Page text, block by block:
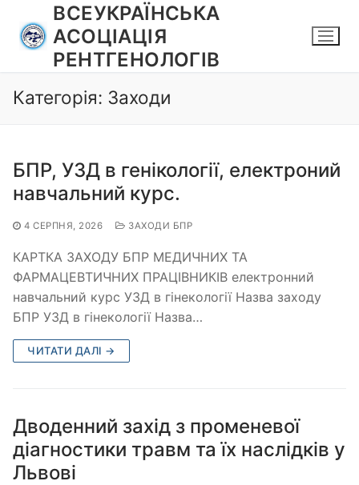
вмісту
ВСЕУКРАЇНСЬКА
АСОЦІАЦІЯ
РЕНТГЕНОЛОГІВ
Категорія: Заходи
БПР, УЗД в генікології, електроний
навчальний курс.
4 СЕРПНЯ, 2026 ЗАХОДИ БПР
КАРТКА ЗАХОДУ БПР МЕДИЧНИХ ТА
ФАРМАЦЕВТИЧНИХ ПРАЦІВНИКІВ електронний
навчальний курс УЗД в гінекології Назва заходу
БПР УЗД в гінекології Назва…
ЧИТАТИ ДАЛІ →
Дводенний захід з променевої
діагностики травм та їх наслідків у
Львові